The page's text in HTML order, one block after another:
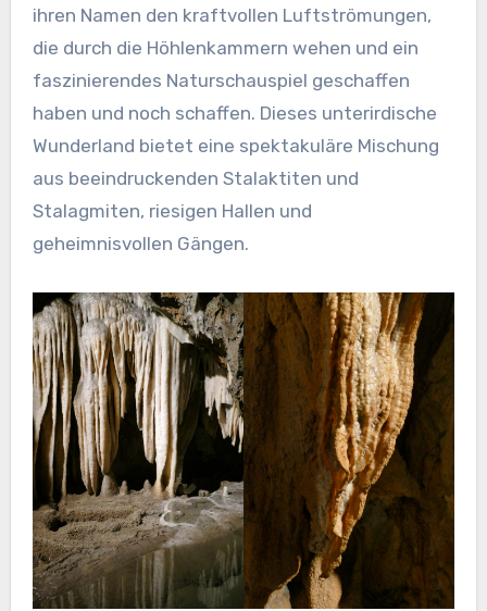
ihren Namen den kraftvollen Luftströmungen,
die durch die Höhlenkammern wehen und ein
faszinierendes Naturschauspiel geschaffen
haben und noch schaffen. Dieses unterirdische
Wunderland bietet eine spektakuläre Mischung
aus beeindruckenden Stalaktiten und
Stalagmiten, riesigen Hallen und
geheimnisvollen Gängen.